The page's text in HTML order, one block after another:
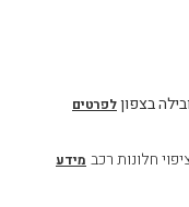
בצפוןלפרטים
חלונות רכב מידע